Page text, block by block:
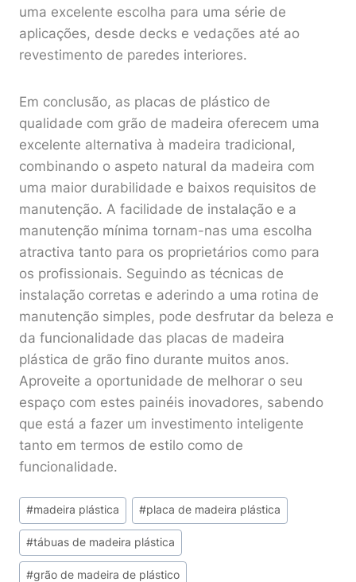
uma excelente escolha para uma série de
aplicações, desde decks e vedações até ao
revestimento de paredes interiores.
Em conclusão, as placas de plástico de
qualidade com grão de madeira oferecem uma
excelente alternativa à madeira tradicional,
combinando o aspeto natural da madeira com
uma maior durabilidade e baixos requisitos de
manutenção. A facilidade de instalação e a
manutenção mínima tornam-nas uma escolha
atractiva tanto para os proprietários como para
os profissionais. Seguindo as técnicas de
instalação corretas e aderindo a uma rotina de
manutenção simples, pode desfrutar da beleza e
da funcionalidade das placas de madeira
plástica de grão fino durante muitos anos.
Aproveite a oportunidade de melhorar o seu
espaço com estes painéis inovadores, sabendo
que está a fazer um investimento inteligente
tanto em termos de estilo como de
funcionalidade.
Post
Tags:
#madeira plástica #placa de madeira plástica
#tábuas de madeira plástica
#grão de madeira de plástico